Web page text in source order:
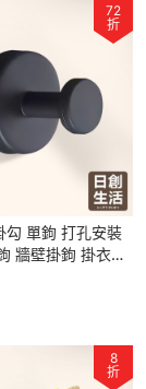
72
折
勾 單鉤 打孔安裝
牆壁掛鉤 掛衣服
掛勾 玄關掛衣勾
8
折